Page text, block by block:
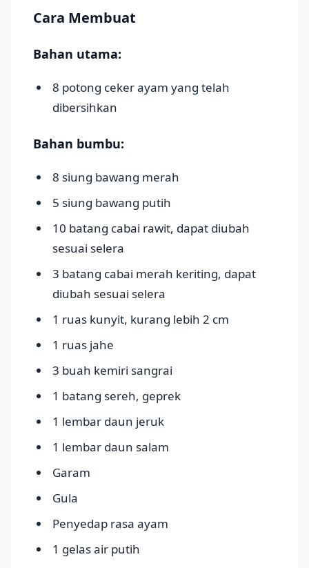
Cara Membuat
Bahan utama:
8 potong ceker ayam yang telah
dibersihkan
Bahan bumbu:
8 siung bawang merah
5 siung bawang putih
10 batang cabai rawit, dapat diubah
sesuai selera
3 batang cabai merah keriting, dapat
diubah sesuai selera
1 ruas kunyit, kurang lebih 2 cm
1 ruas jahe
3 buah kemiri sangrai
1 batang sereh, geprek
1 lembar daun jeruk
1 lembar daun salam
Garam
Gula
Penyedap rasa ayam
1 gelas air putih